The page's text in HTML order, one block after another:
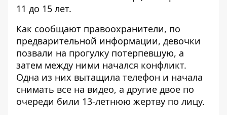
11 до 15 лет.
Как сообщают правоохранители, по
предварительной информации, девочки
позвали на прогулку потерпевшую, а
затем между ними начался конфликт.
Одна из них вытащила телефон и начала
снимать все на видео, а другие двое по
очереди били 13-летнюю жертву по лицу.